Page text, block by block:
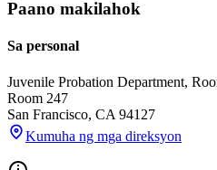
Paano makilahok
Sa personal
Juvenile Probation Department,
Room 247
San Francisco, CA 94127
Kumuha ng mga direksyon